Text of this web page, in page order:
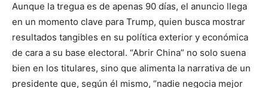
Aunque la tregua es de apenas 90 días, el anuncio llega
en un momento clave para Trump, quien busca mostrar
resultados tangibles en su política exterior y económica
de cara a su base electoral. “Abrir China” no solo suena
bien en los titulares, sino que alimenta la narrativa de un
presidente que, según él mismo, “nadie negocia mejor